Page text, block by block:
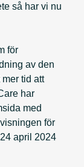
så har vi nu
för
av den
tid att
har
med
för
april 2024